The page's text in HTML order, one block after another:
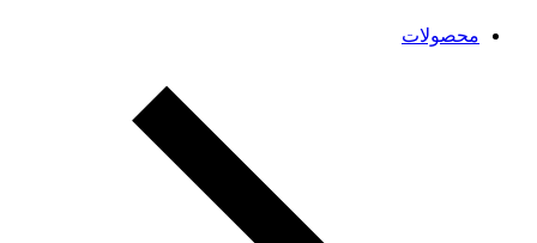
محصولات